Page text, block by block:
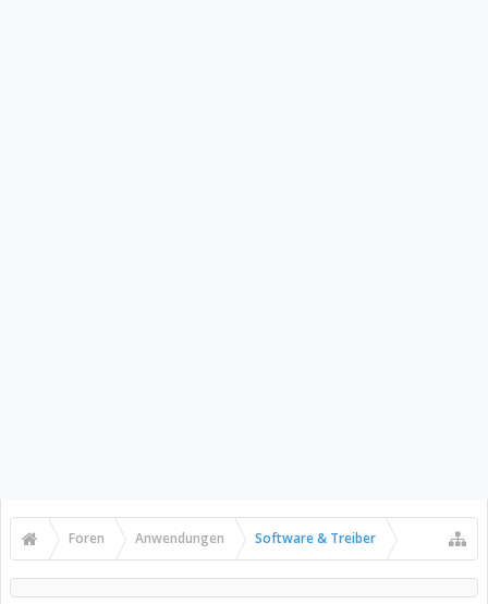
Foren Anwendungen Software & Treiber